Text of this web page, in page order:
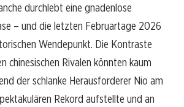
durchlebt eine gnadenlose
– und die letzten Februartage 2026
Wendepunkt. Die Kontraste
chinesischen Rivalen könnten kaum
der schlanke Herausforderer Nio am
Rekord aufstellte und an